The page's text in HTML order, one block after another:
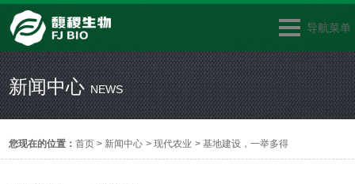
导航菜单
新闻中心NEWS
您现在的位置：首页 > 新闻中心 >现代农业 >基地建设，一举多得